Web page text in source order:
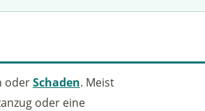
oderSchaden. Meist
oder eine